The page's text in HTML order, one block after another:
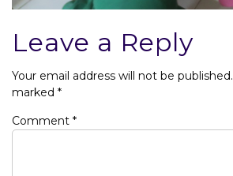
Leave a Reply
Your email address will not be published.
marked *
Comment *